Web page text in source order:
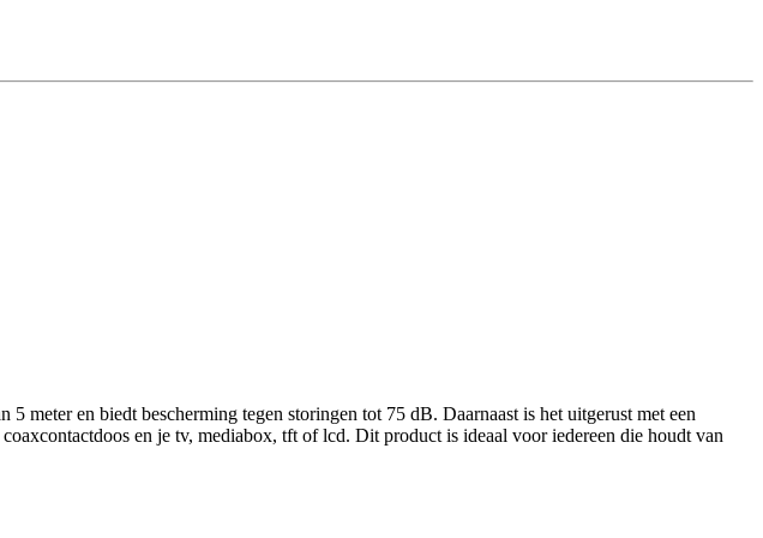
meter en biedt bescherming tegen storingen tot 75 dB. Daarnaast is het uitgerust met een
en je tv, mediabox, tft of lcd. Dit product is ideaal voor iedereen die houdt van